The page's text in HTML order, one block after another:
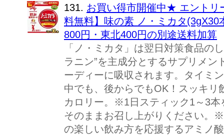
131. お買い得市開催中★ エント
料無料】味の素 ノ・ミカタ
800円・東北400円の別途送料加算
「ノ・ミカタ」は翌日対策食品の
ラニン”を主成分とするサプリメ
ーディーに吸収されます。タイミ
中でも、後からでもOK！スッキ
カロリー。※1日スティック1～3
そのままお召し上がりください。
の楽しい飲み方を応援するアミノ